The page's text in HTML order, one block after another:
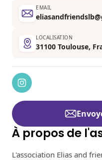
À propos de
L'association Elias and
EMAIL
LOCALISATION
31100 Toulouse,